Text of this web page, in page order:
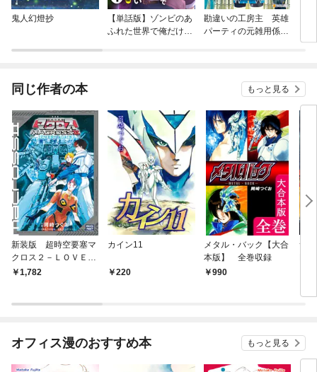
鬼人幻燈抄
【単話版】ゾンビのあ
ふれた世界で俺だけが
勘違いの工房主 英雄
パーティの元雑用係
同じ作者の本 もっと見る
新装版 超時空要塞マ
クロス２－ＬＯＶＥＲ
Ｓ ＡＧＡＩＮ－
1,782
カイン11
220
メタル・バック【大合
本版】 全巻収録
990
サ
オフィス漫のおすすめ本 もっと見る